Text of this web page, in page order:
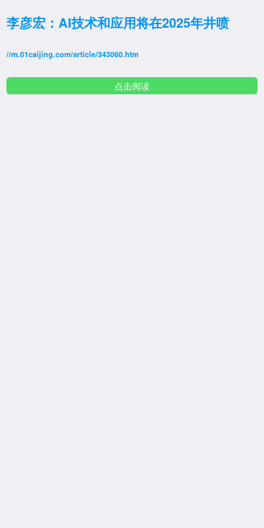
李彦宏：AI技术和应用将在2025年井喷
//m.01caijing.com/article/343060.htm
点击阅读